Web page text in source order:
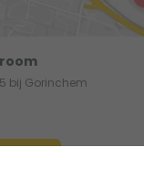
bij Gorinchem